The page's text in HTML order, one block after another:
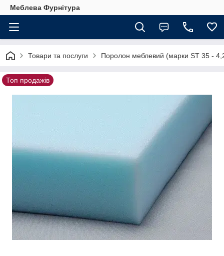
Меблева Фурнітура
Товари та послуги Поролон меблевий (марки ST 35 -
Топ продажів